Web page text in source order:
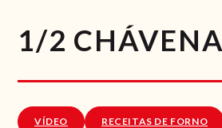
1/2
VÍDEO RECEITAS DE FORNO